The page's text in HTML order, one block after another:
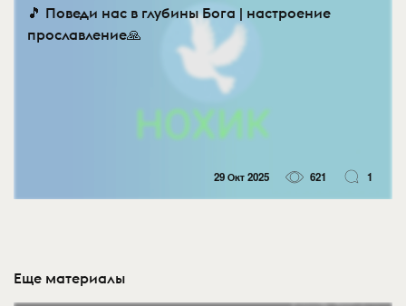
🎵 Поведи нас в глубины Бога | настроение
прославление🙏
29 Окт 2025 621 1
Еще материалы